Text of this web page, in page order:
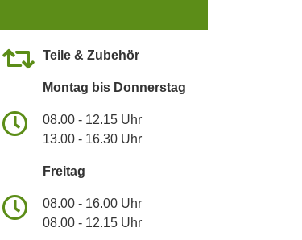
Teile & Zubehör
Montag bis Donnerstag
08.00 - 12.15 Uhr
13.00 - 16.30 Uhr
Freitag
08.00 - 16.00 Uhr
08.00 - 12.15 Uhr